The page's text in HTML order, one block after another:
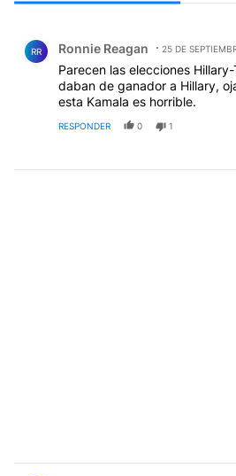
RR Ronnie Reagan 25 DE
Parecen las elecciones
daban de ganador a Hillary,
esta Kamala es horrible.
RESPONDER 0 1